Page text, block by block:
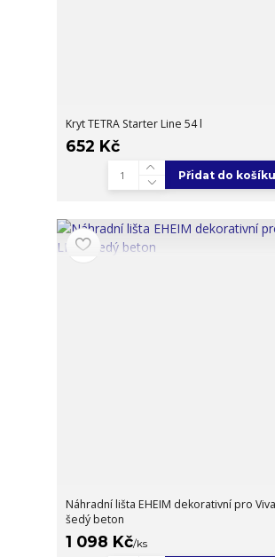
Kryt TETRA Starter Line 54 l
652 Kč
Přidat do košíku
Náhradní lišta EHEIM dekorativní pro
šedý beton
1 098 Kč/ks